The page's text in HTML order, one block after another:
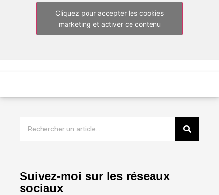
Cliquez pour accepter les cookies
marketing et activer ce contenu
Suivez-moi sur les réseaux
sociaux